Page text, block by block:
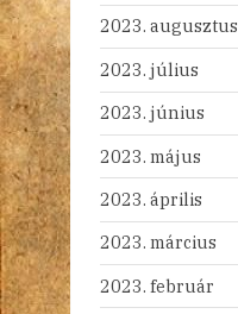
2023. augusztus
2023. július
2023. június
2023. május
2023. április
2023. március
2023. február